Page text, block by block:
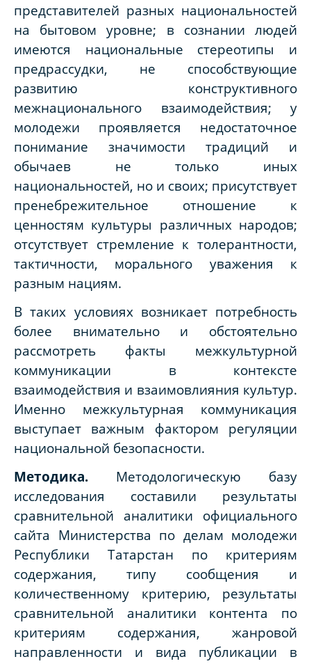
представителей разных национальностей
на бытовом уровне; в сознании людей
имеются национальные стереотипы и
предрассудки, не способствующие
развитию конструктивного
межнационального взаимодействия; у
молодежи проявляется недостаточное
понимание значимости традиций и
обычаев не только иных
национальностей, но и своих; присутствует
пренебрежительное отношение к
ценностям культуры различных народов;
отсутствует стремление к толерантности,
тактичности, морального уважения к
разным нациям.
В таких условиях возникает потребность
более внимательно и обстоятельно
рассмотреть факты межкультурной
коммуникации в контексте
взаимодействия и взаимовлияния культур.
Именно межкультурная коммуникация
выступает важным фактором регуляции
национальной безопасности.
Методика. Методологическую базу
исследования составили результаты
сравнительной аналитики официального
сайта Министерства по делам молодежи
Республики Татарстан по критериям
содержания, типу сообщения и
количественному критерию, результаты
сравнительной аналитики контента по
критериям содержания, жанровой
направленности и вида публикации в